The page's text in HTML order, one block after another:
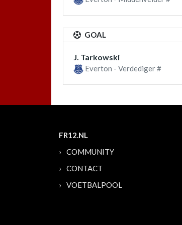
GOAL
J. Tarkowski
Everton - Verdediger #
FR12.NL
COMMUNITY
CONTACT
VOETBALPOOL